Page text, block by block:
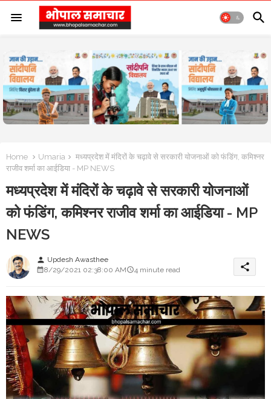
Home Umaria
मध्यप्रदेश में मंदिरों के चढ़ावे से सरकारी योजनाओं को फंडिंग, कमिश्नर
राजीव शर्मा का आईडिया - MP NEWS
मध्यप्रदेश में मंदिरों के चढ़ावे से सरकारी योजनाओं
को फंडिंग, कमिश्नर राजीव शर्मा का आईडिया - MP
NEWS
person Updesh Awasthee
8/29/2021 02:38:00 AM
4 minute read share